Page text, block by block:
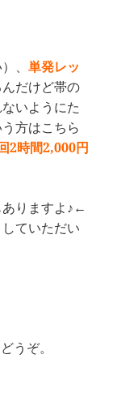
、単発レッ
だけど帯の
いようにた
方はこちら
2時間2,000円
ありますよ♪←
ていただい
うぞ。